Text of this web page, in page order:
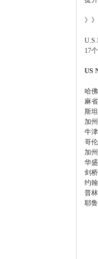
》
17
US
哈
麻
斯
加
牛
哥
加
华
剑
约
普
耶